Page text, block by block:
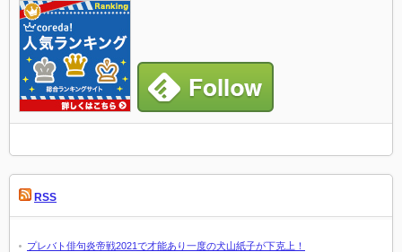
RSS
プレバト俳句炎帝戦2021で才能あり一度の犬山紙子が下克上！